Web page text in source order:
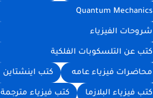
Quantum Mechanics
شروحات الفيزياء
كتب عن التلسكوبات الفلكية
محاضرات فيزياء عامه كتب اينشتاين
كتب فيزياء البلازما كتب فيزياء مترجمة